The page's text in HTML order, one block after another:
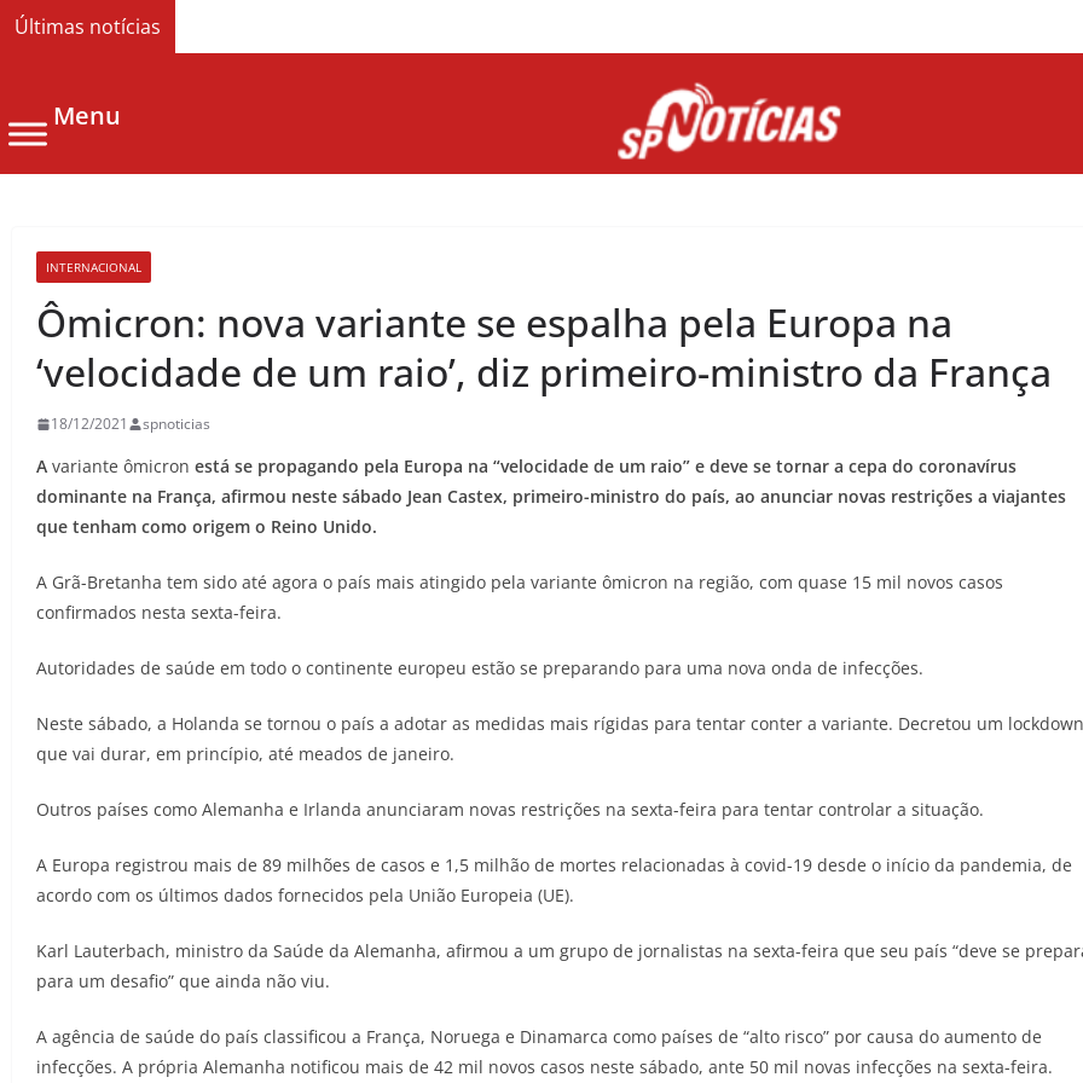
Últimas notícias
Menu
INTERNACIONAL
Ômicron: nova variante se espalha pela Europa na
‘velocidade de um raio’, diz primeiro-ministro da França
18/12/2021 spnoticias
A variante ômicron está se propagando pela Europa na “velocidade de um raio” e deve se tornar a cepa do coronavírus
dominante na França, afirmou neste sábado Jean Castex, primeiro-ministro do país, ao anunciar novas restrições a viajantes
que tenham como origem o Reino Unido.
A Grã-Bretanha tem sido até agora o país mais atingido pela variante ômicron na região, com quase 15 mil novos casos
confirmados nesta sexta-feira.
Autoridades de saúde em todo o continente europeu estão se preparando para uma nova onda de infecções.
Neste sábado, a Holanda se tornou o país a adotar as medidas mais rígidas para tentar conter a variante. Decretou um lockdown
que vai durar, em princípio, até meados de janeiro.
Outros países como Alemanha e Irlanda anunciaram novas restrições na sexta-feira para tentar controlar a situação.
A Europa registrou mais de 89 milhões de casos e 1,5 milhão de mortes relacionadas à covid-19 desde o início da pandemia, de
acordo com os últimos dados fornecidos pela União Europeia (UE).
Karl Lauterbach, ministro da Saúde da Alemanha, afirmou a um grupo de jornalistas na sexta-feira que seu país “deve se
para um desafio” que ainda não viu.
A agência de saúde do país classificou a França, Noruega e Dinamarca como países de “alto risco” por causa do aumento de
infecções. A própria Alemanha notificou mais de 42 mil novos casos neste sábado, ante 50 mil novas infecções na sexta-feira.